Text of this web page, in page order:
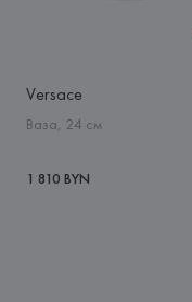
Versace
Ваза, 24 см
1 810 BYN